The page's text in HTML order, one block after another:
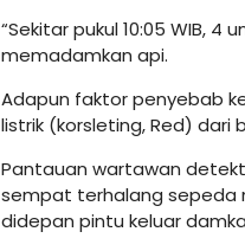
“Sekitar pukul 10:05 WIB,
memadamkan api.
Adapun faktor penyebab
listrik (korsleting, Red) dari
Pantauan wartawan
sempat terhalang sepeda
didepan pintu keluar